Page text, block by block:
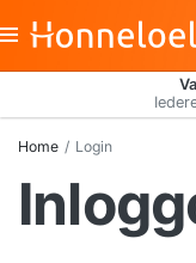
Home Login